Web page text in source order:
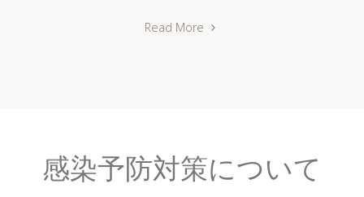
Read More "12
感染予防対策について